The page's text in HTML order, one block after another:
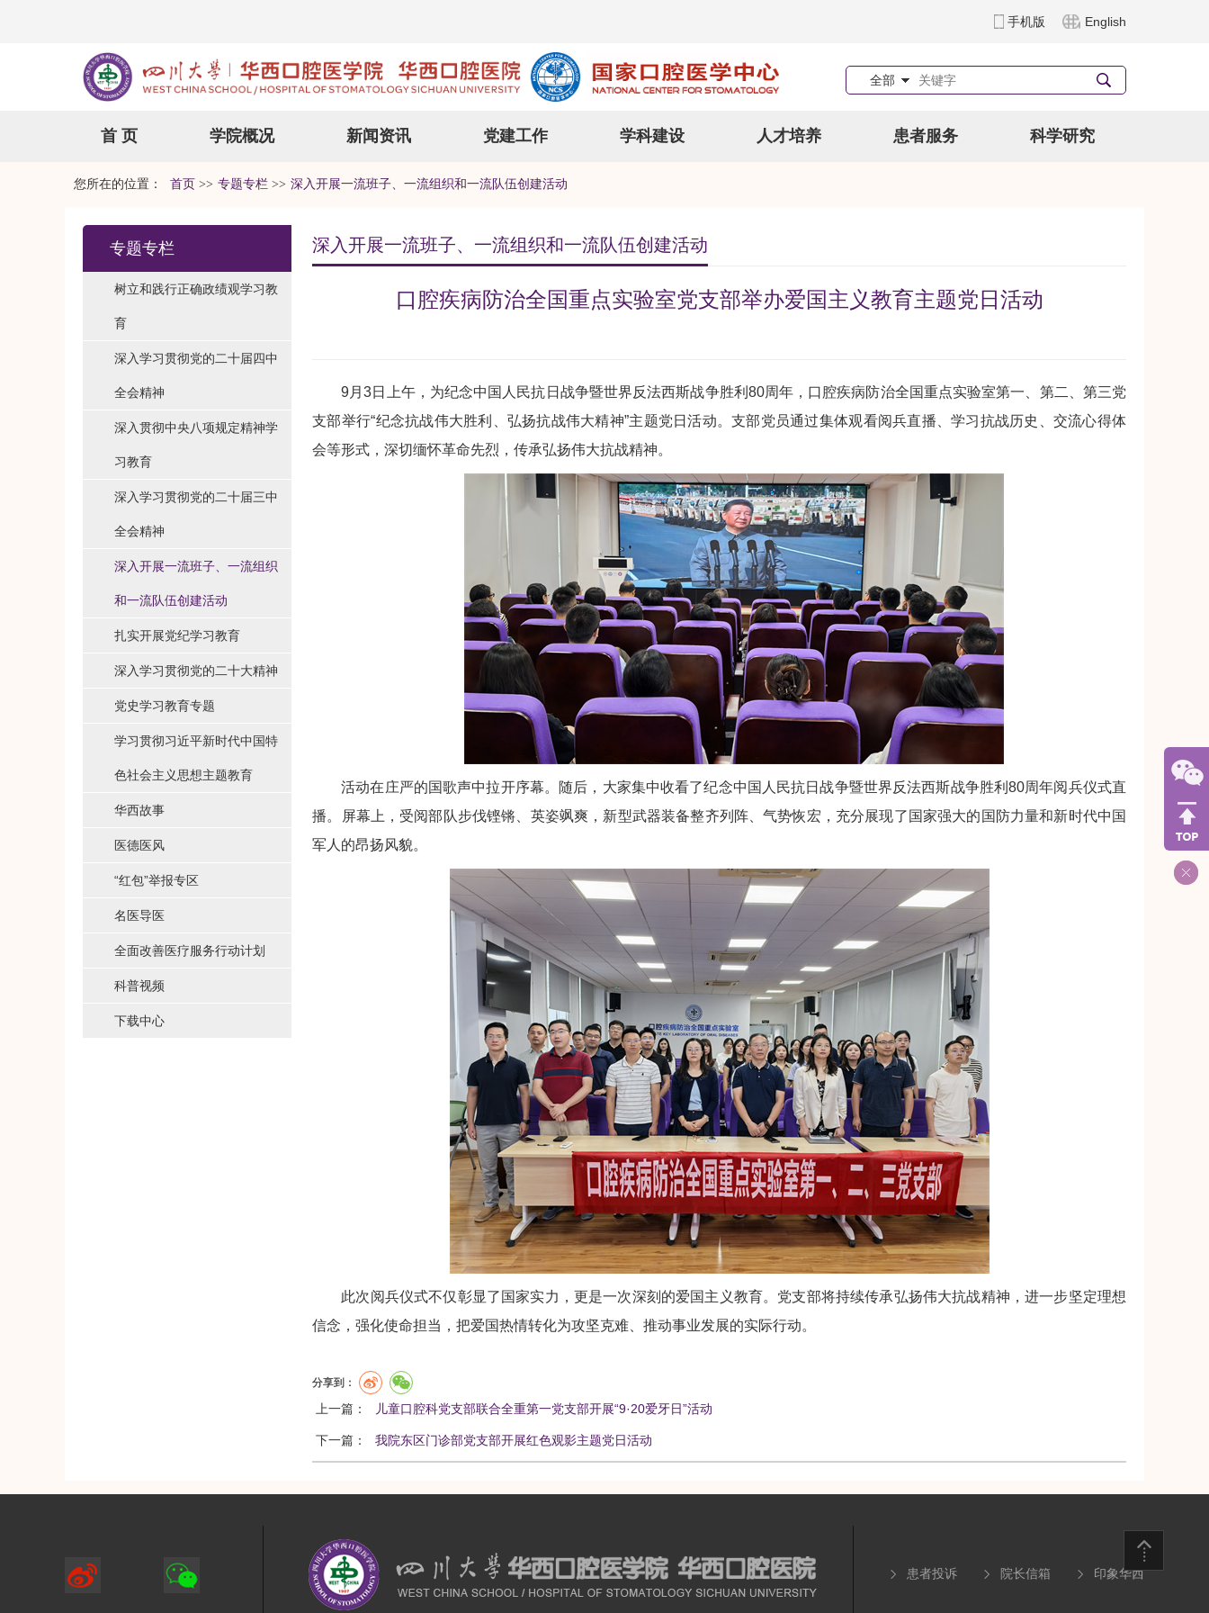
手机版 English
全部
首 页 学院概况 新闻资讯 党建工作 学科建设 人才培养 患者服务 科学研究
您所在的位置： 首页 >> 专题专栏 >> 深入开展一流班子、一流组织和一流队伍创建活动
专题专栏
树立和践行正确政绩观学习教
育
深入学习贯彻党的二十届四中
全会精神
深入贯彻中央八项规定精神学
习教育
深入学习贯彻党的二十届三中
全会精神
深入开展一流班子、一流组织
和一流队伍创建活动
扎实开展党纪学习教育
深入学习贯彻党的二十大精神
党史学习教育专题
学习贯彻习近平新时代中国特
色社会主义思想主题教育
华西故事
医德医风
“红包”举报专区
名医导医
全面改善医疗服务行动计划
科普视频
下载中心
深入开展一流班子、一流组织和一流队伍创建活动
口腔疾病防治全国重点实验室党支部举办爱国主义教育主题党日活动
9月3日上午，为纪念中国人民抗日战争暨世界反法西斯战争胜利80周年，口腔疾病防治全国重点实验室第一、第二、第三党
支部举行“纪念抗战伟大胜利、弘扬抗战伟大精神”主题党日活动。支部党员通过集体观看阅兵直播、学习抗战历史、交流心得体
会等形式，深切缅怀革命先烈，传承弘扬伟大抗战精神。
活动在庄严的国歌声中拉开序幕。随后，大家集中收看了纪念中国人民抗日战争暨世界反法西斯战争胜利80周年阅兵仪式直
播。屏幕上，受阅部队步伐铿锵、英姿飒爽，新型武器装备整齐列阵、气势恢宏，充分展现了国家强大的国防力量和新时代中国
军人的昂扬风貌。
此次阅兵仪式不仅彰显了国家实力，更是一次深刻的爱国主义教育。党支部将持续传承弘扬伟大抗战精神，进一步坚定理想
信念，强化使命担当，把爱国热情转化为攻坚克难、推动事业发展的实际行动。
分享到：
上一篇： 儿童口腔科党支部联合全重第一党支部开展“9·20爱牙日”活动
下一篇： 我院东区门诊部党支部开展红色观影主题党日活动
患者投诉 院长信箱 印象华西